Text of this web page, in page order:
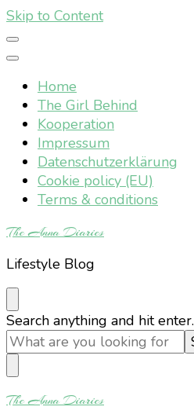
Skip to Content
Home
The Girl Behind
Kooperation
Impressum
Datenschutzerklärung
Cookie policy (EU)
Terms & conditions
The Anna Diaries
Lifestyle Blog
Looking
for
Something?
Search anything and hit enter.
The Anna Diaries